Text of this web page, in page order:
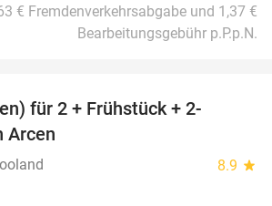
€ Fremdenverkehrsabgabe und 1,37 €
Bearbeitungsgebühr p.P.p.N.
für 2 + Frühstück + 2-
Arcen
8.9 star